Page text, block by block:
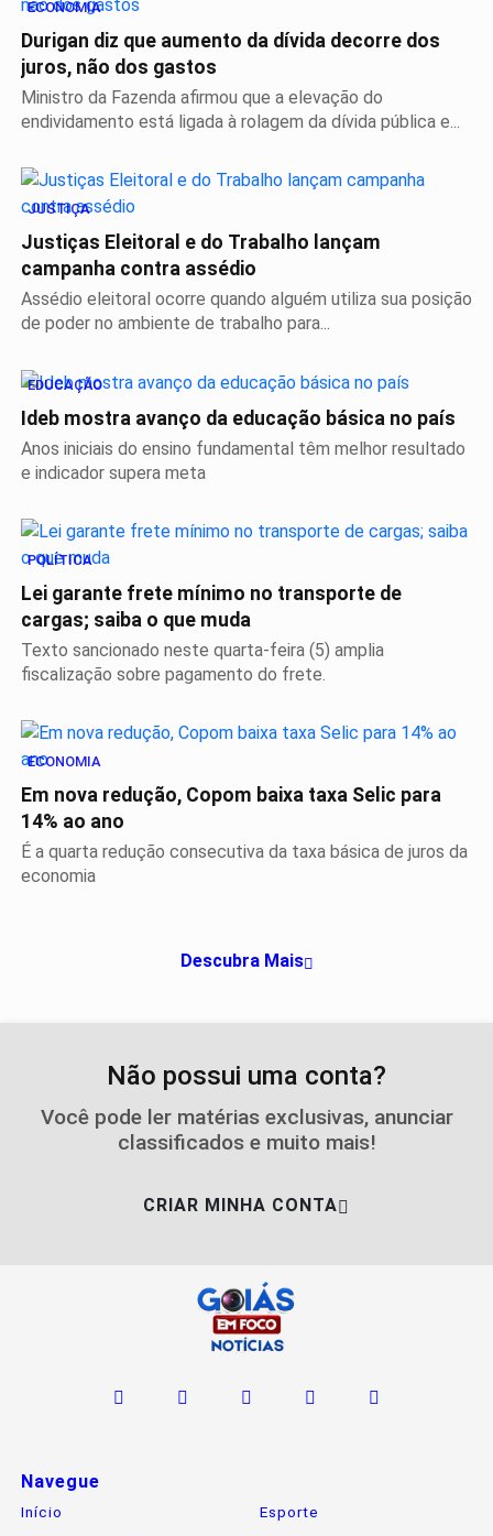
ECONOMIA
Durigan diz que aumento da dívida decorre dos
juros, não dos gastos
Ministro da Fazenda afirmou que a elevação do
endividamento está ligada à rolagem da dívida pública e...
JUSTIÇA
Justiças Eleitoral e do Trabalho lançam
campanha contra assédio
Assédio eleitoral ocorre quando alguém utiliza sua posição
de poder no ambiente de trabalho para...
EDUCAÇÃO
Ideb mostra avanço da educação básica no país
Anos iniciais do ensino fundamental têm melhor resultado
e indicador supera meta
POLÍTICA
Lei garante frete mínimo no transporte de
cargas; saiba o que muda
Texto sancionado neste quarta-feira (5) amplia
fiscalização sobre pagamento do frete.
ECONOMIA
Em nova redução, Copom baixa taxa Selic para
14% ao ano
É a quarta redução consecutiva da taxa básica de juros da
economia
Descubra Mais
Não possui uma conta?
Você pode ler matérias exclusivas, anunciar
classificados e muito mais!
CRIAR MINHA CONTA
Navegue
Início
Esporte